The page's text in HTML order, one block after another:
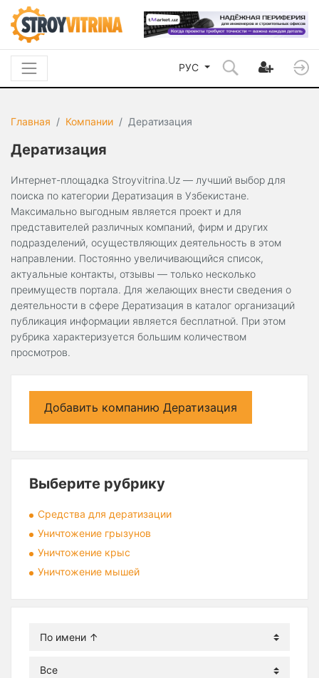
РУС
Главная Компании Дератизация
Дератизация
Интернет-площадка Stroyvitrina.Uz — лучший выбор для
поиска по категории Дератизация в Узбекистане.
Максимально выгодным является проект и для
представителей различных компаний, фирм и других
подразделений, осуществляющих деятельность в этом
направлении. Постоянно увеличивающийся список,
актуальные контакты, отзывы — только несколько
преимуществ портала. Для желающих внести сведения о
деятельности в сфере Дератизация в каталог организаций
публикация информации является бесплатной. При этом
рубрика характеризуется большим количеством
просмотров.
Добавить компанию Дератизация
Выберите рубрику
Средства для дератизации
Уничтожение грызунов
Уничтожение крыс
Уничтожение мышей